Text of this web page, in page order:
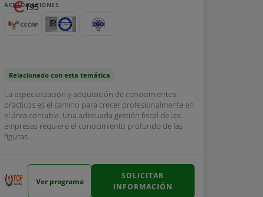
195
ACREDITACIONES
Relacionado con esta temática
La especialización y adquisición de conocimientos
prácticos es el camino para crecer profesionalmente en
el área contable. Una adecuada gestión fiscal de las
empresas requiere el conocimiento profundo de las
figuras...
Ver programa
SOLICITAR
INFORMACIÓN